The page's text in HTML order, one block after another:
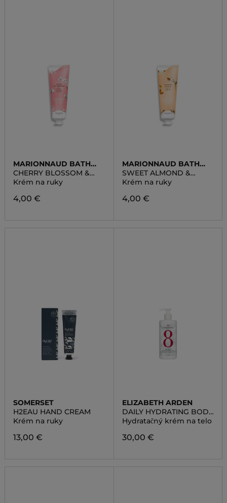
MARIONNAUD BATH
LINE
CHERRY BLOSSOM &
COTTON FLOWER HAND
CREAM
Krém na ruky
4,00 €
MARIONNAUD BATH
LINE
SWEET ALMOND &
HONEY HAND CREAM
Krém na ruky
4,00 €
SOMERSET
H2EAU HAND CREAM
Krém na ruky
13,00 €
ELIZABETH ARDEN
DAILY HYDRATING BODY
LOTION
Hydratačný krém na telo
30,00 €